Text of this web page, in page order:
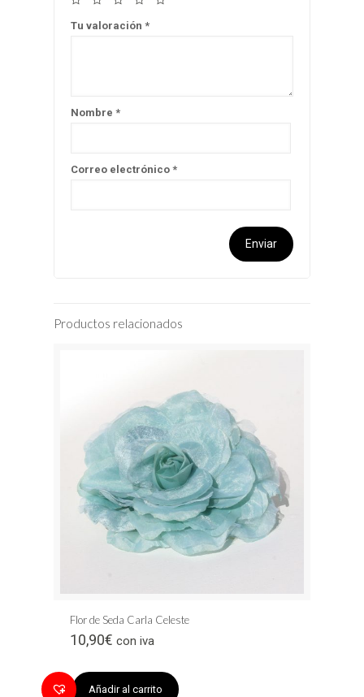
Tu valoración *
Nombre *
Correo electrónico *
Productos relacionados
Flor de Seda Carla Celeste
10,90€ con iva
Añadir al carrito